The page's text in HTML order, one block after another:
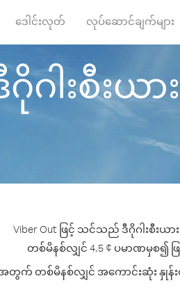
ဒေါင်းလုတ် လုပ်ဆောင်ချက်များ
ဂိုဂါးစီးယ
Viber Out ဖြင့် သင်သည် ဒီဂိုဂါးစီး
တစ်မိနစ်လျှင် 4.5 ¢ ပမာဏမှစ၍
တွက် တစ်မိနစ်လျှင် အကောင်းဆုံး နှုန်း